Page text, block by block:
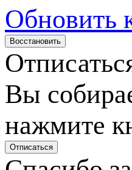
Обновить
Вы
нажмите